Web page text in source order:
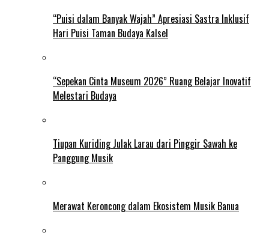
“Puisi dalam Banyak Wajah” Apresiasi Sastra Inklusif
Hari Puisi Taman Budaya Kalsel
“Sepekan Cinta Museum 2026” Ruang Belajar Inovatif
Melestari Budaya
Tiupan Kuriding Julak Larau dari Pinggir Sawah ke
Panggung Musik
Merawat Keroncong dalam Ekosistem Musik Banua